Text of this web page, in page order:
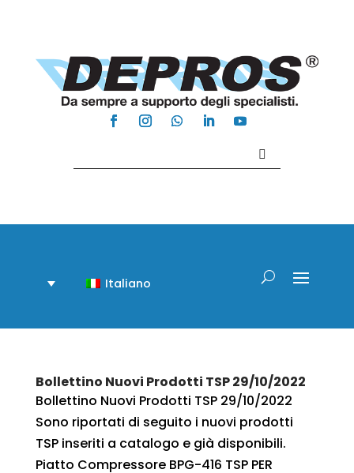
Italiano
Bollettino Nuovi Prodotti TSP 29/10/2022
Bollettino Nuovi Prodotti TSP 29/10/2022
Sono riportati di seguito i nuovi prodotti
TSP inseriti a catalogo e già disponibili.
Piatto Compressore BPG-416 TSP PER